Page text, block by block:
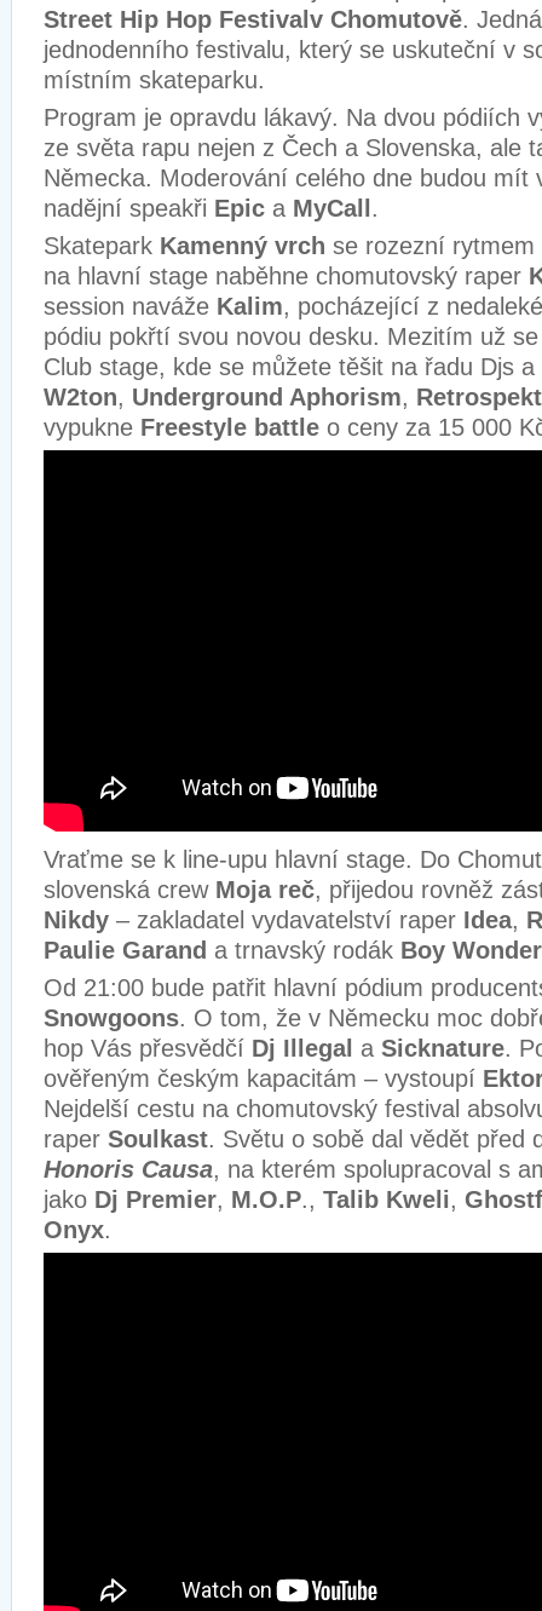
Street Hip Hop Festivalv Chomutově.
jednodenního festivalu, který se uskuteční v
místním skateparku.
Program je opravdu lákavý. Na dvou pódiích
ze světa rapu nejen z Čech a Slovenska, ale
Německa. Moderování celého dne budou mít
nadějní speakři Epic a MyCall.
Skatepark Kamenný vrch se rozezní
na hlavní stage naběhne chomutovský raper
session naváže Kalim, pocházející z
pódiu pokřtí svou novou desku. Mezitím už
Club stage, kde se můžete těšit na řadu Djs
W2ton, Underground Aphorism, Retrospekt
vypukne Freestyle battle o ceny za 15 000
Vraťme se k line-upu hlavní stage. Do
slovenská crew Moja reč, přijedou rovněž
Nikdy – zakladatel vydavatelství raper Idea,
Paulie Garand a trnavský rodák Boy Wonder
Od 21:00 bude patřit hlavní pódium
Snowgoons. O tom, že v Německu moc
hop Vás přesvědčí Dj Illegal a Sicknature.
ověřeným českým kapacitám – vystoupí
Nejdelší cestu na chomutovský festival
raper Soulkast. Světu o sobě dal vědět před
Honoris Causa, na kterém spolupracoval s
jako Dj Premier, M.O.P., Talib Kweli,
Onyx.